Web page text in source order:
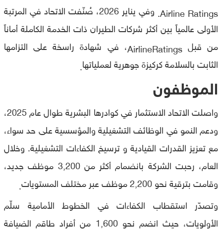
Airline Ratings.
وفي يناير 2026، صُنّفت الاتحاد في المرتبة
الأولى عالمياً بين أكثر شركات الطيران ذات الخدمة الكاملة أماناً
من قبل AirlineRatings
، في شهادة راسخة على التزامها
الثابت بالسلامة كركيزة جوهرية لعملياتها.
الموظفون
واصلت الاتحاد الاستثمار في كوادرها البشرية طوال عام 2025،
ودعم النمو في الوظائف التشغيلية والمؤسسية على حد سواء،
مع تعزيز القدرات القيادية و ترسيخ الكفاءات التشغيلية. وخلال
العام، رحبت الشركة بانضمام أكثر من 3,200 موظف جديد،
وقامت بترقية نحو 2,200 موظف عبر مختلف المستويات
.
وتصدّر استقطاب الكفاءات في الخطوط الأمامية سلّم
الأولويات، حيث انضم نحو 1,600 من أفراد طاقم الضيافة